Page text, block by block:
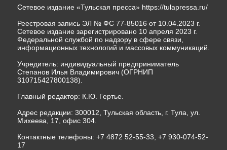
Сетевое издание «Тульская пресса» https://tulapressa.ru/
Реестровая запись ЭЛ № ФС 77-85016 от 10.04.2023 г.
Сетевое издание зарегистрировано 10 апреля 2023 г.
Федеральной службой по надзору в сфере связи,
информационных технологий и массовых коммуникаций.
Учредитель: индивидуальный предприниматель
Степанов Илья Владимирович (ОГРНИП
310715427800138).
Главный редактор: К.Ю. Гертье.
Адрес редакции: 300012, Тульская область, г. Тула, ул.
Михеева, 17, офис 304.
Контактные телефоны: +7 4872 52-55-33, +7 930-074-52-
17